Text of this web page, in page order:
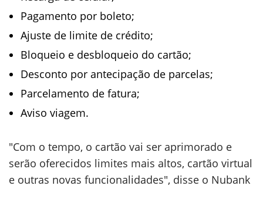
Pagamento por boleto;
Ajuste de limite de crédito;
Bloqueio e desbloqueio do cartão;
Desconto por antecipação de parcelas;
Parcelamento de fatura;
Aviso viagem.
"Com o tempo, o cartão vai ser aprimorado e
serão oferecidos limites mais altos, cartão virtual
e outras novas funcionalidades", disse o Nubank